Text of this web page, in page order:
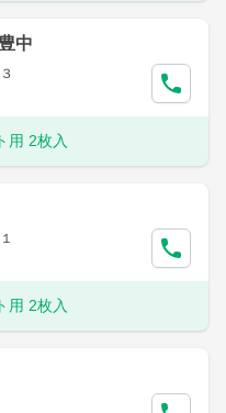
中
用 2枚入
用 2枚入